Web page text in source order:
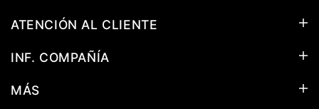
ATENCIÓN AL CLIENTE
INF. COMPAÑÍA
MÁS